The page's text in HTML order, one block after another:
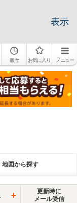
表示
履歴 お気に入り メニュー
地図から探す
更新時に
メール受信